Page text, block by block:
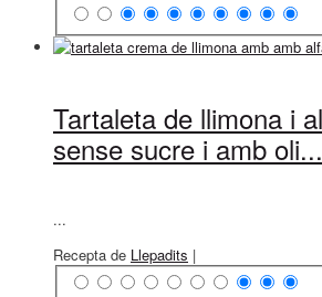
Tartaleta de llimona i
sense sucre i amb oli...
...
Recepta de Llepadits |